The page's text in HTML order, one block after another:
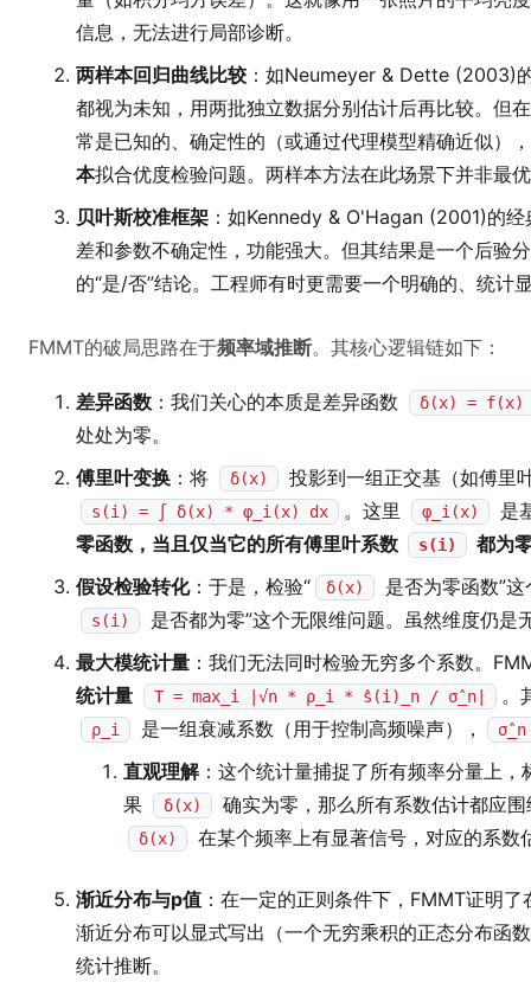
信息，无法进行局部诊断。
两样本回归曲线比较 ：如Neumeyer & Dette (2003)
都视为未知，用两批独立数据分别估计后再比较。但
常是已知的、确定性的（或通过代理模型精确近似）
本拟合优度检验问题。两样本方法在此场景下并非最
贝叶斯校准框架 ：如Kennedy & O'Hagan (2001)的
差和参数不确定性，功能强大。但其结果是一个后验
的“是/否”结论。工程师有时更需要一个明确的、统计
FMMT的破局思路在于频率域推断。其核心逻辑链如下：
差异函数 ：我们关心的本质是差异函数 δ(x) = f(x)
处处为零。
傅里叶变换 ：将 δ(x) 投影到一组正交基（如傅里
s(i) = ∫ δ(x) * φ_i(x) dx 。这里 φ_i(x)
是
零函数，当且仅当它的所有傅里叶系数
s(i)
都为
假设检验转化：于是，检验“ δ(x) 是否为零函数”
s(i)
是否都为零”这个无限维问题。虽然维度仍
最大模统计量 ：我们无法同时检验无穷多个系数。
统计量
T = max_i |√n * ρ_i * ŝ(i)_n / σ̂_n| 。
ρ_i 是一组衰减系数（用于控制高频噪声）， σ̂_n
直观理解：这个统计量捕捉了所有频率分量上
果
δ(x) 确实为零，那么所有系数估计都应
δ(x) 在某个频率上有显著信号，对应的系
渐近分布与p值 ：在一定的正则条件下，FMMT证明
渐近分布可以显式写出（一个无穷乘积的正态分布函
统计推断。